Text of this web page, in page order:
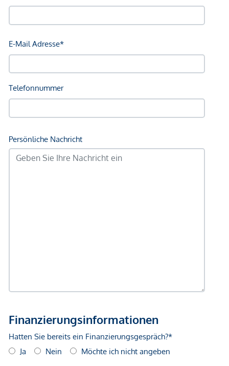
*Der Vertrag kommt nicht mit der INFINA Credit Broker
GmbH zustande. Das Objekt wird von einem externen
Immobilienunternehmen angeboten. Allfällige aus dem
geltend zu machen. Wir weisen Sie darauf hin, dass die
gemachten Angaben und Informationen lediglich
unverbindliche Vorabinformationen sind und daher ohne